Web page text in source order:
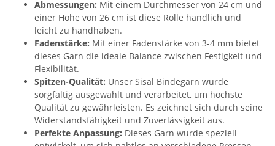
Abmessungen: Mit einem Durchmesser von 24 cm und
einer Höhe von 26 cm ist diese Rolle handlich und
leicht zu handhaben.
Fadenstärke: Mit einer Fadenstärke von 3-4 mm bietet
dieses Garn die ideale Balance zwischen Festigkeit und
Flexibilität.
Spitzen-Qualität: Unser Sisal Bindegarn wurde
sorgfältig ausgewählt und verarbeitet, um höchste
Qualität zu gewährleisten. Es zeichnet sich durch seine
Widerstandsfähigkeit und Zuverlässigkeit aus.
Perfekte Anpassung: Dieses Garn wurde speziell